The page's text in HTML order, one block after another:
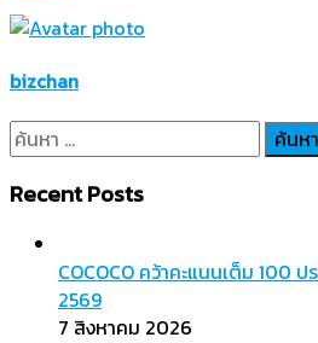
bizchan
ค้นหา
สำหรับ:
Recent Posts
COCOCO คว้าคะแนนเต็ม 100 ป
2569
7 สิงหาคม 2026